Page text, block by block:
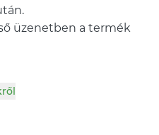
üzenetben a termék